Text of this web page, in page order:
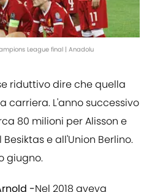
League final | Anadolu
riduttivo dire che quella
carriera. L'anno successivo
80 milioni per Alisson e
e all'Union Berlino.
giugno.
-Nel 2018 aveva